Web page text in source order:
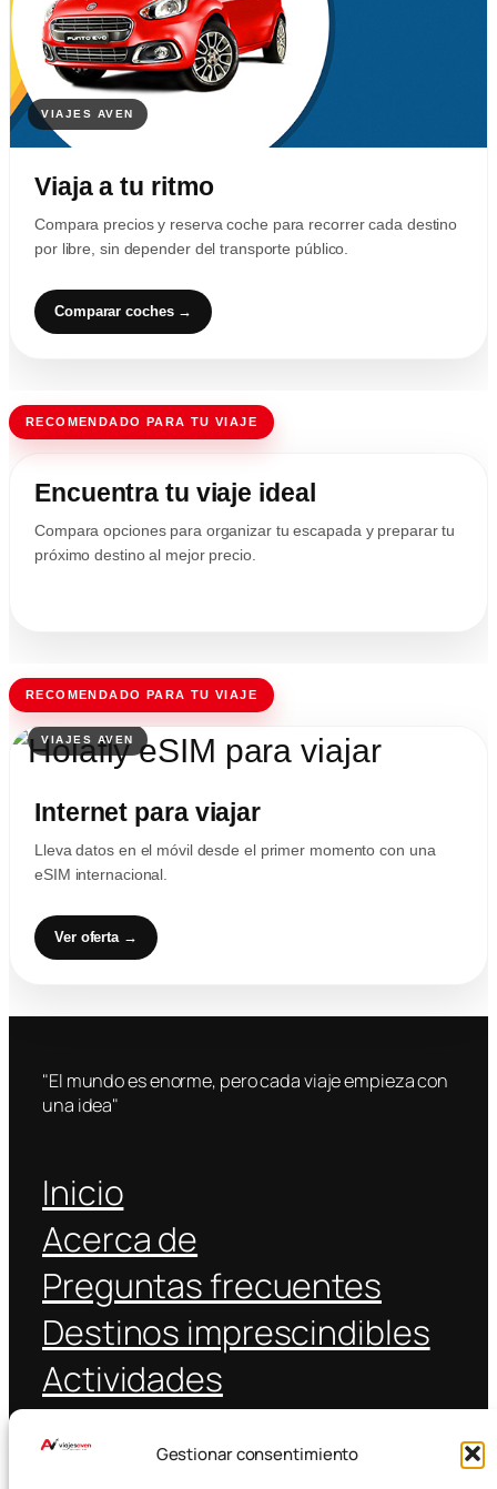
Gestionar consentimiento
Viaja a tu ritmo
Compara precios y reserva coche para recorrer cada destino
por libre, sin depender del transporte público.
Comparar coches →
RECOMENDADO PARA TU VIAJE
Encuentra tu viaje ideal
Compara opciones para organizar tu escapada y preparar tu
próximo destino al mejor precio.
RECOMENDADO PARA TU VIAJE
Internet para viajar
Lleva datos en el móvil desde el primer momento con una
eSIM internacional.
Ver oferta →
"El mundo es enorme, pero cada viaje empieza con
una idea"
Inicio
Acerca de
Preguntas frecuentes
Destinos imprescindibles
Actividades
Coche alquiler
Transporte público